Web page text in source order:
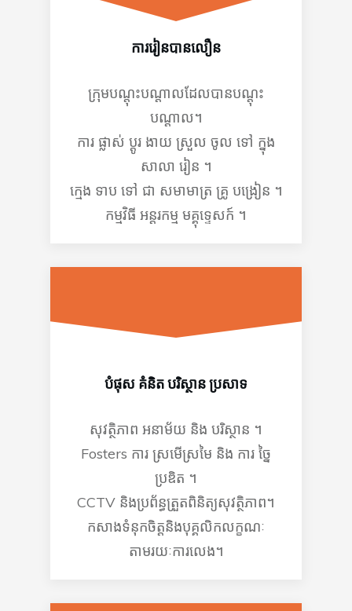
ការរៀនបានលឿន
ក្រុមបណ្តុះបណ្តាលដែលបានបណ្តុះ
បណ្តាល។
ការ ផ្លាស់ ប្តូរ ងាយ ស្រួល ចូល ទៅ ក្នុង
សាលា រៀន ។
ក្មេង ទាប ទៅ ជា សមាមាត្រ គ្រូ បង្រៀន ។
កម្មវិធី អន្តរកម្ម មគ្គុទ្ទេសក៍ ។
បំផុស គំនិត បរិស្ថាន ប្រសាទ
សុវត្ថិភាព អនាម័យ និង បរិស្ថាន ។
Fosters ការ ស្រមើស្រមៃ និង ការ ច្នៃ
ប្រឌិត ។
CCTV និងប្រព័ន្ធត្រួតពិនិត្យសុវត្ថិភាព។
កសាងទំនុកចិត្តនិងបុគ្គលិកលក្ខណៈ
តាមរយៈការលេង។